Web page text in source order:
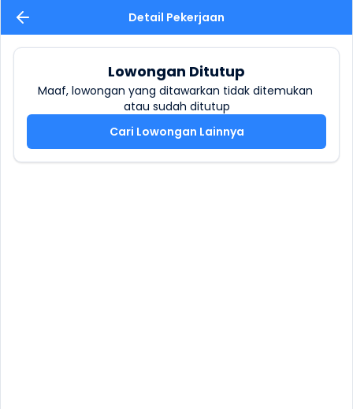
Detail Pekerjaan
Lowongan Ditutup
Maaf, lowongan yang ditawarkan tidak ditemukan
atau sudah ditutup
Cari Lowongan Lainnya